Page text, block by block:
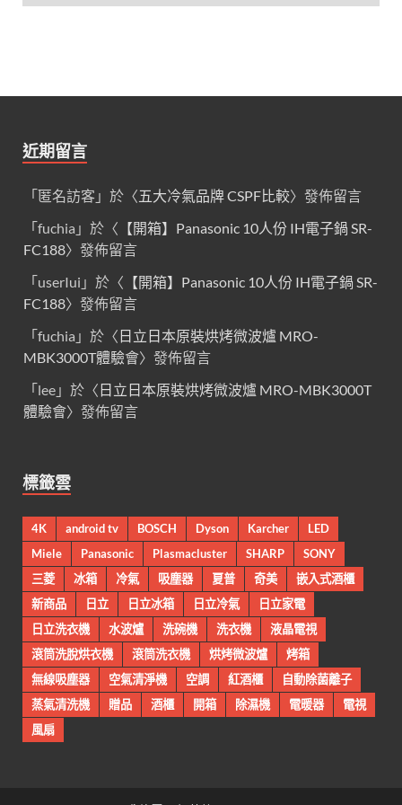
近期留言
「匿名訪客 」於〈五大冷氣品牌 CSPF比較〉發佈留言
「fuchia 」於〈 【開箱】Panasonic 10人份 IH電子鍋 SR-
FC188〉發佈留言
「userIui 」於〈 【開箱】Panasonic 10人份 IH電子鍋 SR-
FC188〉發佈留言
「fuchia 」於〈日立日本原裝烘烤微波爐 MRO-
MBK3000T體驗會〉發佈留言
「lee 」於〈日立日本原裝烘烤微波爐 MRO-MBK3000T
體驗會〉發佈留言
標籤雲
4K android tv BOSCH Dyson Karcher
LED
Miele
Panasonic Plasmacluster SHARP
SONY
三菱
冰箱 冷氣 吸塵器 夏普 奇美
嵌入式酒櫃
新商品
日立 日立冰箱 日立冷氣
日立家電
日立洗衣機
水波爐 洗碗機 洗衣機
液晶電視
滾筒洗脫烘衣機
滾筒洗衣機 烘烤微波爐
烤箱
無線吸塵器
空氣清淨機 空調 紅酒櫃
自動除菌離子
蒸氣清洗機
贈品 酒櫃 開箱 除濕機 電暖器
電視
風扇